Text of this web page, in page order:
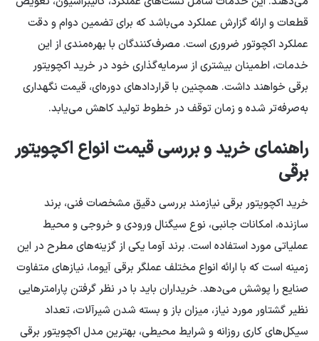
قطعات و ارائه گزارش عملکرد می‌باشد که برای تضمین دوام و دقت
عملکرد اکچوتور ضروری است. مصرف‌کنندگان با بهره‌مندی از این
خدمات، اطمینان بیشتری از سرمایه‌گذاری خود در خرید اکچویتور
برقی خواهند داشت. همچنین با قراردادهای دوره‌ای، قیمت نگهداری
به‌صرفه‌تر شده و زمان توقف در خطوط تولید کاهش می‌یابد.
راهنمای خرید و بررسی قیمت انواع اکچویتور
برقی
خرید اکچویتور برقی نیازمند بررسی دقیق مشخصات فنی، برند
سازنده، امکانات جانبی، نوع سیگنال ورودی و خروجی و محیط
عملیاتی مورد استفاده است. برند آوما یکی از گزینه‌های مطرح در این
زمینه است که با ارائه انواع مختلف عملگر برقی آیوما، نیازهای متفاوت
صنایع را پوشش می‌دهد. خریداران باید با در نظر گرفتن پارامترهایی
نظیر گشتاور مورد نیاز، میزان باز و بسته شدن شیرآلات، تعداد
سیکل‌های کاری روزانه و شرایط محیطی، بهترین مدل اکچویتور برقی